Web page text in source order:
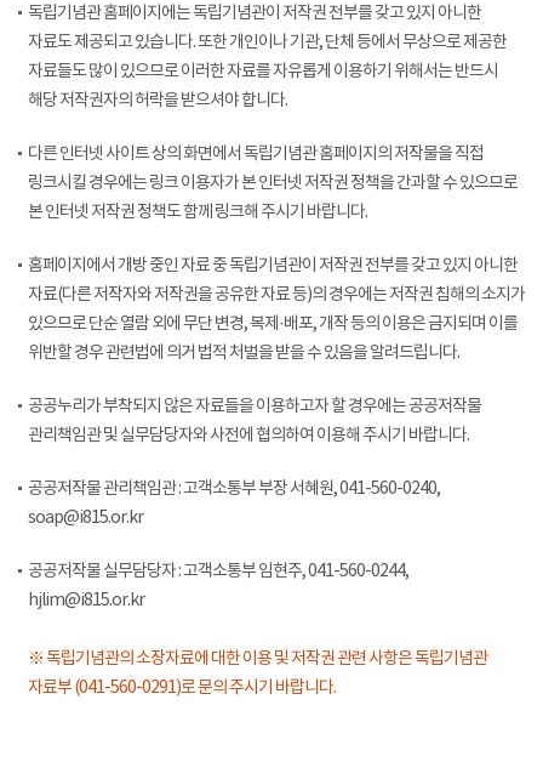
독립기념관 홈페이지에는 독립기념관이 저작권 전부를 갖고 있지 아니한
자료도 제공되고 있습니다. 또한 개인이나 기관, 단체 등에서 무상으로 제공한
자료들도 많이 있으므로 이러한 자료를 자유롭게 이용하기 위해서는 반드시
해당 저작권자의 허락을 받으셔야 합니다.
다른 인터넷 사이트 상의 화면에서 독립기념관 홈페이지의 저작물을 직접
링크시킬 경우에는 링크 이용자가 본 인터넷 저작권 정책을 간과할 수 있으므로
본 인터넷 저작권 정책도 함께 링크해 주시기 바랍니다.
홈페이지에서 개방 중인 자료 중 독립기념관이 저작권 전부를 갖고 있지 아니한
자료(다른 저작자와 저작권을 공유한 자료 등)의 경우에는 저작권 침해의 소지가
있으므로 단순 열람 외에 무단 변경, 복제·배포, 개작 등의 이용은 금지되며 이를
위반할 경우 관련법에 의거 법적 처벌을 받을 수 있음을 알려드립니다.
공공누리가 부착되지 않은 자료들을 이용하고자 할 경우에는 공공저작물
관리책임관 및 실무담당자와 사전에 협의하여 이용해 주시기 바랍니다.
공공저작물 관리책임관 : 고객소통부 부장 서혜원, 041-560-0240,
soap@i815.or.kr
공공저작물 실무담당자 : 고객소통부 임현주, 041-560-0244,
hjlim@i815.or.kr
※ 독립기념관의 소장자료에 대한 이용 및 저작권 관련 사항은 독립기념관
자료부 (041-560-0291)로 문의 주시기 바랍니다.